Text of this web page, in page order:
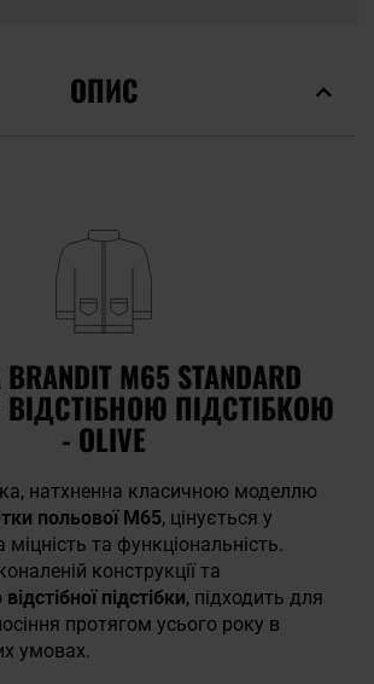
ОПИС
M65 STANDARD
ВІДСТІБНОЮ ПІДСТІБКОЮ
- OLIVE
натхненна класичною моделлю
польової M65, цінується у
міцність та функціональність.
конструкції та
відстібної підстібки, підходить для
протягом усього року в
умовах.